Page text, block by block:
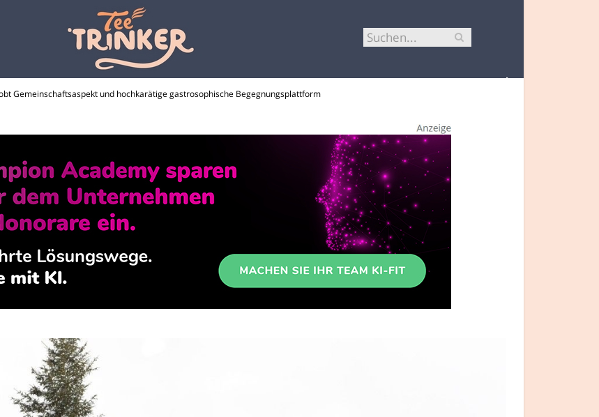
Gemeinschaftsaspekt und hochkarätige gastrosophische Begegnungsplattform